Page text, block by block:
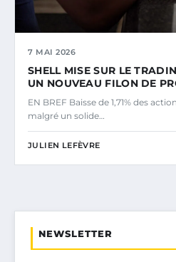
7 MAI 2026
SHELL MISE SUR LE
UN NOUVEAU FILON DE
EN BREF Baisse de 1,71% des
malgré un solide…
JULIEN LEFÈVRE
NEWSLETTER